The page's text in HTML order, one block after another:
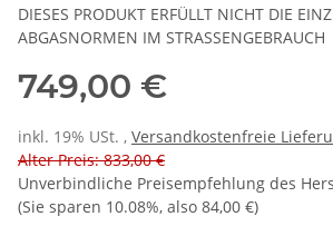
DIESES PRODUKT ERFÜLLT NICHT DIE
ABGASNORMEN IM STRASSENGEBRAUCH
749,00 €
inkl. 19% USt. , Versandkostenfreie
Alter Preis: 833,00 €
Unverbindliche Preisempfehlung des
(Sie sparen 10.08%, also 84,00 €)